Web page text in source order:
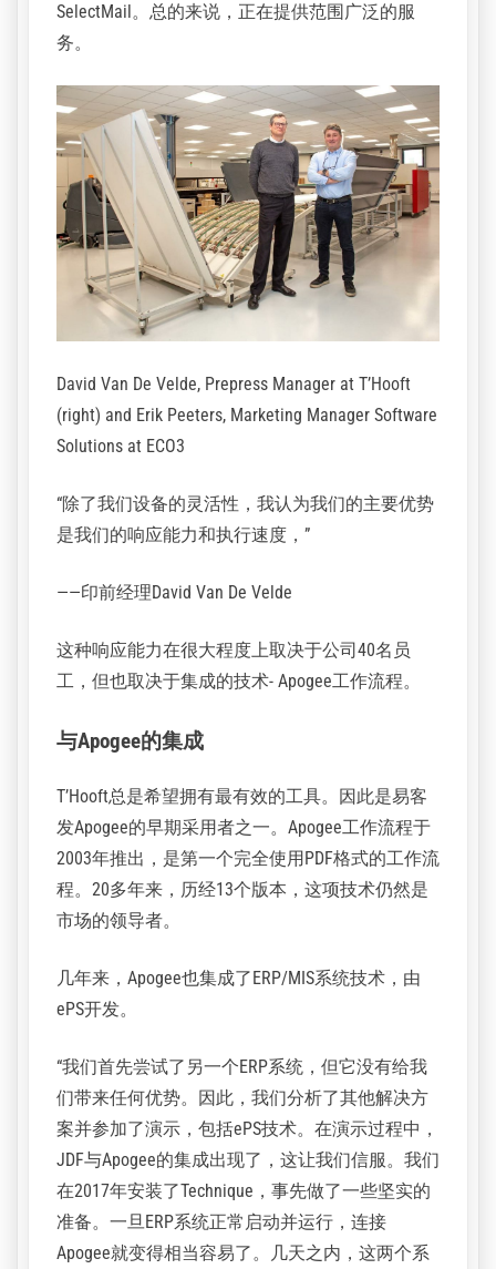
SelectMail。总的来说，正在提供范围广泛的服
务。
David Van De Velde, Prepress Manager at T’Hooft
(right) and Erik Peeters, Marketing Manager Software
Solutions at ECO3
“除了我们设备的灵活性，我认为我们的主要优势
是我们的响应能力和执行速度，”
——印前经理David Van De Velde
这种响应能力在很大程度上取决于公司40名员
工，但也取决于集成的技术- Apogee工作流程。
与Apogee的集成
T’Hooft总是希望拥有最有效的工具。因此是易客
发Apogee的早期采用者之一。Apogee工作流程于
2003年推出，是第一个完全使用PDF格式的工作流
程。20多年来，历经13个版本，这项技术仍然是
市场的领导者。
几年来，Apogee也集成了ERP/MIS系统技术，由
ePS开发。
“我们首先尝试了另一个ERP系统，但它没有给我
们带来任何优势。因此，我们分析了其他解决方
案并参加了演示，包括ePS技术。在演示过程中，
JDF与Apogee的集成出现了，这让我们信服。我们
在2017年安装了Technique，事先做了一些坚实的
准备。一旦ERP系统正常启动并运行，连接
Apogee就变得相当容易了。几天之内，这两个系